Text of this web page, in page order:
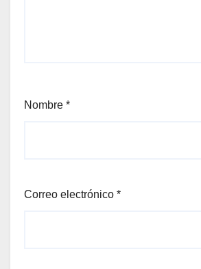
Nombre *
Correo electrónico *